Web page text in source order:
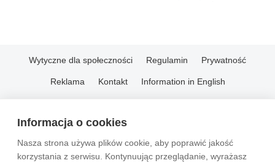
Informacja o cookies
Nasza strona używa plików cookie, aby poprawić jakość
korzystania z serwisu. Kontynuując przeglądanie, wyrażasz
Wytyczne dla społeczności Regulamin Prywatność
Reklama Kontakt Information in English